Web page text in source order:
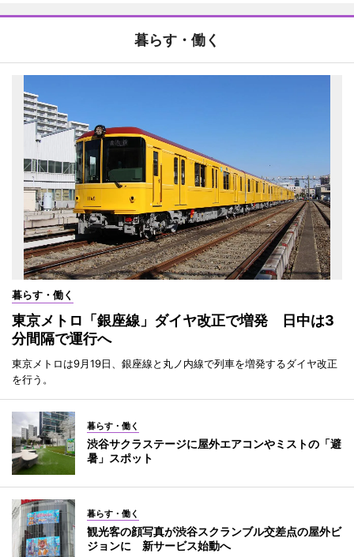
暮らす・働く
暮らす・働く
東京メトロ「銀座線」ダイヤ改正で増発 日中は3
分間隔で運行へ
東京メトロは9月19日、銀座線と丸ノ内線で列車を増発するダイヤ改正
を行う。
暮らす・働く
渋谷サクラステージに屋外エアコンやミストの「避
暑」スポット
暮らす・働く
観光客の顔写真が渋谷スクランブル交差点の屋外ビ
ジョンに 新サービス始動へ